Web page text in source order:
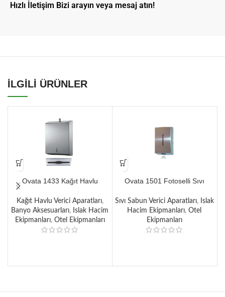
Hızlı İletişim Bizi arayın veya mesaj atın!
İLGİLİ ÜRÜNLER
Ovata 1433 Kağıt Havlu
Kağıt Havlu Verici Aparatları,
Banyo Aksesuarları, Islak Hacim
Ekipmanları, Otel Ekipmanları
Ovata 1501 Fotoselli Sıvı
Sıvı Sabun Verici Aparatları, Islak
Hacim Ekipmanları,Otel
Ekipmanları